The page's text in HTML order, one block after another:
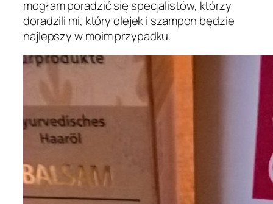
mogłam poradzić się specjalistów, którzy
doradzili mi, który olejek i szampon będzie
najlepszy w moim przypadku.